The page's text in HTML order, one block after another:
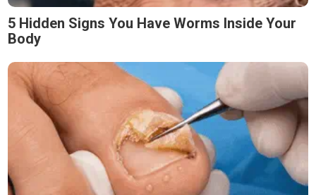
5 Hidden Signs You Have Worms Inside Your
Body